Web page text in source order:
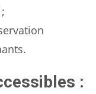
: